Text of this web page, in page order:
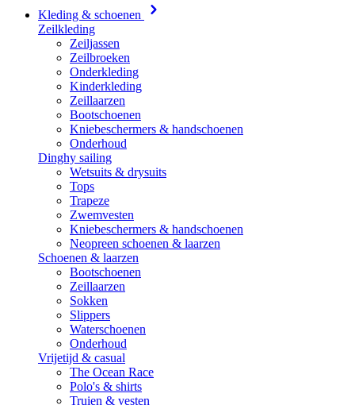
Kleding & schoenen
Zeilkleding
Zeiljassen
Zeilbroeken
Onderkleding
Kinderkleding
Zeillaarzen
Bootschoenen
Kniebeschermers & handschoenen
Onderhoud
Dinghy sailing
Wetsuits & drysuits
Tops
Trapeze
Zwemvesten
Kniebeschermers & handschoenen
Neopreen schoenen & laarzen
Schoenen & laarzen
Bootschoenen
Zeillaarzen
Sokken
Slippers
Waterschoenen
Onderhoud
Vrijetijd & casual
The Ocean Race
Polo's & shirts
Truien & vesten